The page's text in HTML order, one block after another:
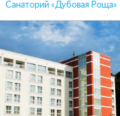
Санаторий «Дубовая Роща»